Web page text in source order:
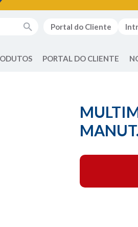
Portal do Cliente
PORTAL DO CLIENTE